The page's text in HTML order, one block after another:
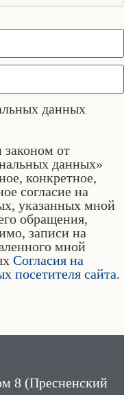
данных
законом от
данных»
конкретное,
согласие на
указанных мной
обращения,
записи на
мной
Согласия на
посетителя сайта.
8 (Пресненский